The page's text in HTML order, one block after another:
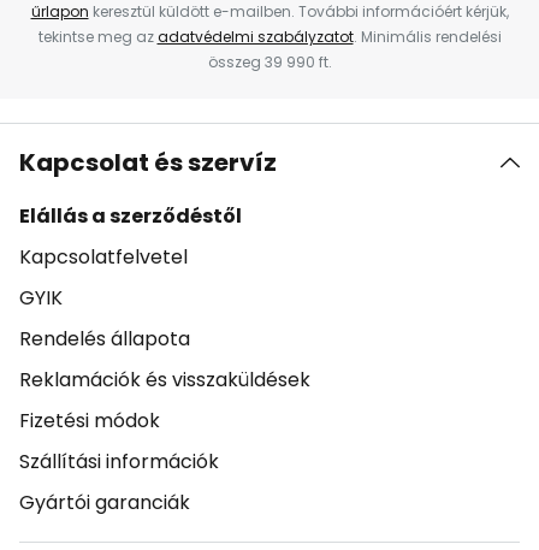
űrlapon keresztül küldött e-mailben. További információért kérjük,
tekintse meg azadatvédelmi szabályzatot. Minimális rendelési
összeg 39 990 ft.
Kapcsolat és szervíz
Elállás a szerződéstől
Kapcsolatfelvetel
GYIK
Rendelés állapota
Reklamációk és visszaküldések
Fizetési módok
Szállítási információk
Gyártói garanciák